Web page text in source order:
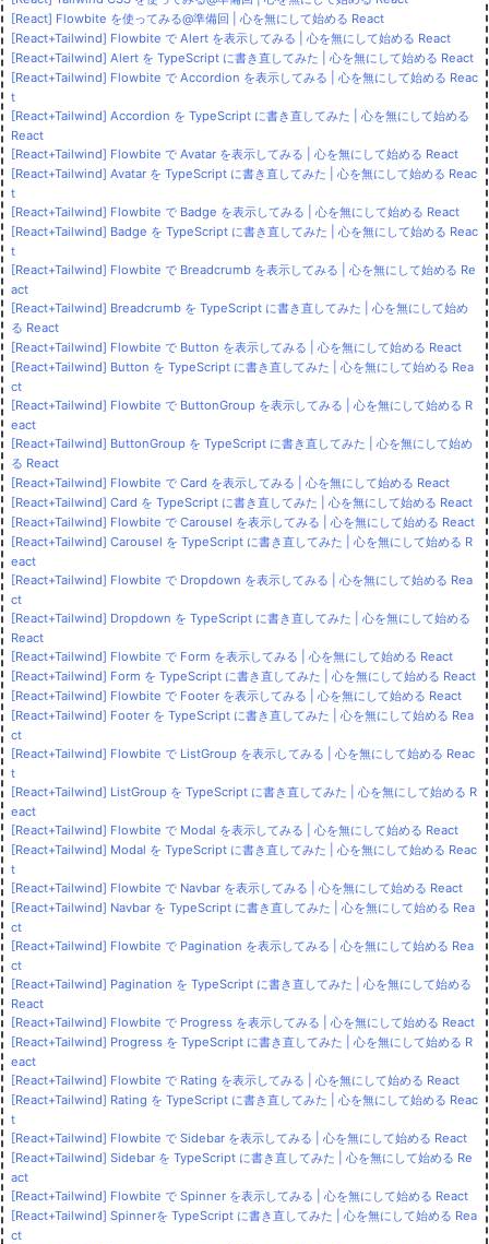
[React] Flowbite を使ってみる@準備回 | 心を無にして始める React
[React+Tailwind] Flowbite で Alert を表示してみる | 心を無にして始める React
[React+Tailwind] Alert を TypeScript に書き直してみた | 心を無にして始める React
[React+Tailwind] Flowbite で Accordion を表示してみる | 心を無にして始める Reac
t
[React+Tailwind] Accordion を TypeScript に書き直してみた | 心を無にして始める
React
[React+Tailwind] Flowbite で Avatar を表示してみる | 心を無にして始める React
[React+Tailwind] Avatar を TypeScript に書き直してみた | 心を無にして始める Reac
t
[React+Tailwind] Flowbite で Badge を表示してみる | 心を無にして始める React
[React+Tailwind] Badge を TypeScript に書き直してみた | 心を無にして始める Reac
t
[React+Tailwind] Flowbite で Breadcrumb を表示してみる | 心を無にして始める Re
act
[React+Tailwind] Breadcrumb を TypeScript に書き直してみた | 心を無にして始め
る React
[React+Tailwind] Flowbite で Button を表示してみる | 心を無にして始める React
[React+Tailwind] Button を TypeScript に書き直してみた | 心を無にして始める Rea
ct
[React+Tailwind] Flowbite で ButtonGroup を表示してみる | 心を無にして始める R
eact
[React+Tailwind] ButtonGroup を TypeScript に書き直してみた | 心を無にして始め
る React
[React+Tailwind] Flowbite で Card を表示してみる | 心を無にして始める React
[React+Tailwind] Card を TypeScript に書き直してみた | 心を無にして始める React
[React+Tailwind] Flowbite で Carousel を表示してみる | 心を無にして始める React
[React+Tailwind] Carousel を TypeScript に書き直してみた | 心を無にして始める R
eact
[React+Tailwind] Flowbite で Dropdown を表示してみる | 心を無にして始める Rea
ct
[React+Tailwind] Dropdown を TypeScript に書き直してみた | 心を無にして始める
React
[React+Tailwind] Flowbite で Form を表示してみる | 心を無にして始める React
[React+Tailwind] Form を TypeScript に書き直してみた | 心を無にして始める React
[React+Tailwind] Flowbite で Footer を表示してみる | 心を無にして始める React
[React+Tailwind] Footer を TypeScript に書き直してみた | 心を無にして始める Rea
ct
[React+Tailwind] Flowbite で ListGroup を表示してみる | 心を無にして始める Reac
t
[React+Tailwind] ListGroup を TypeScript に書き直してみた | 心を無にして始める R
eact
[React+Tailwind] Flowbite で Modal を表示してみる | 心を無にして始める React
[React+Tailwind] Modal を TypeScript に書き直してみた | 心を無にして始める Reac
t
[React+Tailwind] Flowbite で Navbar を表示してみる | 心を無にして始める React
[React+Tailwind] Navbar を TypeScript に書き直してみた | 心を無にして始める Rea
ct
[React+Tailwind] Flowbite で Pagination を表示してみる | 心を無にして始める Rea
ct
[React+Tailwind] Pagination を TypeScript に書き直してみた | 心を無にして始める
React
[React+Tailwind] Flowbite で Progress を表示してみる | 心を無にして始める React
[React+Tailwind] Progress を TypeScript に書き直してみた | 心を無にして始める R
eact
[React+Tailwind] Flowbite で Rating を表示してみる | 心を無にして始める React
[React+Tailwind] Rating を TypeScript に書き直してみた | 心を無にして始める Reac
t
[React+Tailwind] Flowbite で Sidebar を表示してみる | 心を無にして始める React
[React+Tailwind] Sidebar を TypeScript に書き直してみた | 心を無にして始める Re
act
[React+Tailwind] Flowbite で Spinner を表示してみる | 心を無にして始める React
[React+Tailwind] Spinnerを TypeScript に書き直してみた | 心を無にして始める Rea
ct